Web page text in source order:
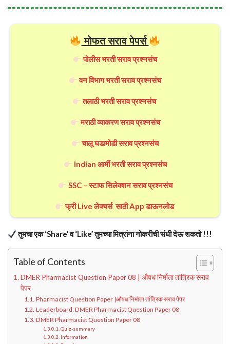
मोफत सराव पेपर्स
पोलीस भरती सराव प्रश्नसंच
वन विभाग भरती सराव प्रश्नसंच
तलाठी भरती सराव प्रश्नसंच
मराठी व्याकरण सराव प्रश्नसंच
चालू घडामोडी सराव प्रश्नसंच
Indian आर्मी भरती सराव प्रश्नसंच
SSC – स्टाफ सिलेक्शन सराव प्रश्नसंच
फ्री Live लेक्चर्स साठी App डाऊनलोड
तुमचा एक ‘Share’ व ‘Like’ तुमच्या मित्रांना नोकरीची संधी देऊ शकतो !!!
Table of Contents
DMER Pharmacist Question Paper 08 | औषध निर्माता तांत्रिक सराव
पेपर
Pharmacist Question Paper |औषध निर्माता तांत्रिक सराव पेपर
Leaderboard: DMER Pharmacist Question Paper 08
DMER Pharmacist Question Paper 08
Quiz-summary
Information